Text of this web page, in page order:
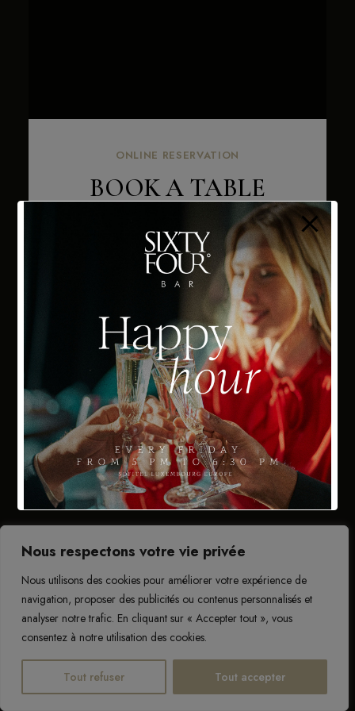
Nous respectons votre vie privée
Nous utilisons des cookies pour améliorer votre expérience de
navigation, proposer des publicités ou contenus personnalisés et
analyser notre trafic. En cliquant sur « Accepter tout », vous
consentez à notre utilisation des cookies.
Tout refuser Tout accepter
ONLINE RESERVATION
BOOK A TABLE
BOOK NOW
*Powered by OpenTable